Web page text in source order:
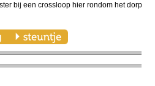
bij een crossloop hier rondom het dorp.